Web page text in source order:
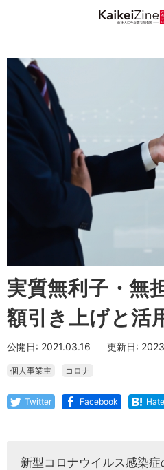
実質無利子・無
額引き上げと活
公開日: 2021.03.16 更新日:
個人事業主 コロナ
Twitter Facebook
新型コロナウイルス感染